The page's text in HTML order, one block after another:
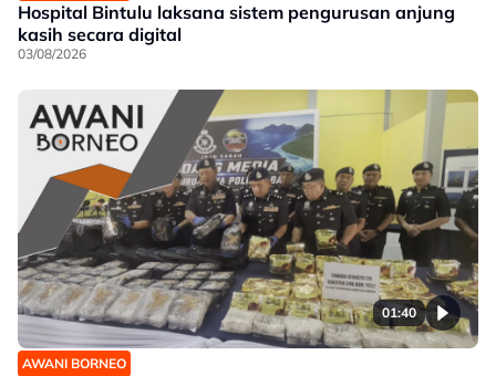
Hospital Bintulu laksana sistem pengurusan anjung
kasih secara digital
03/08/2026
01:40
AWANI BORNEO